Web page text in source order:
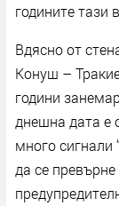
годините тази
Вдясно от
Конуш –
години
днешна дата е
много сигнали
да се